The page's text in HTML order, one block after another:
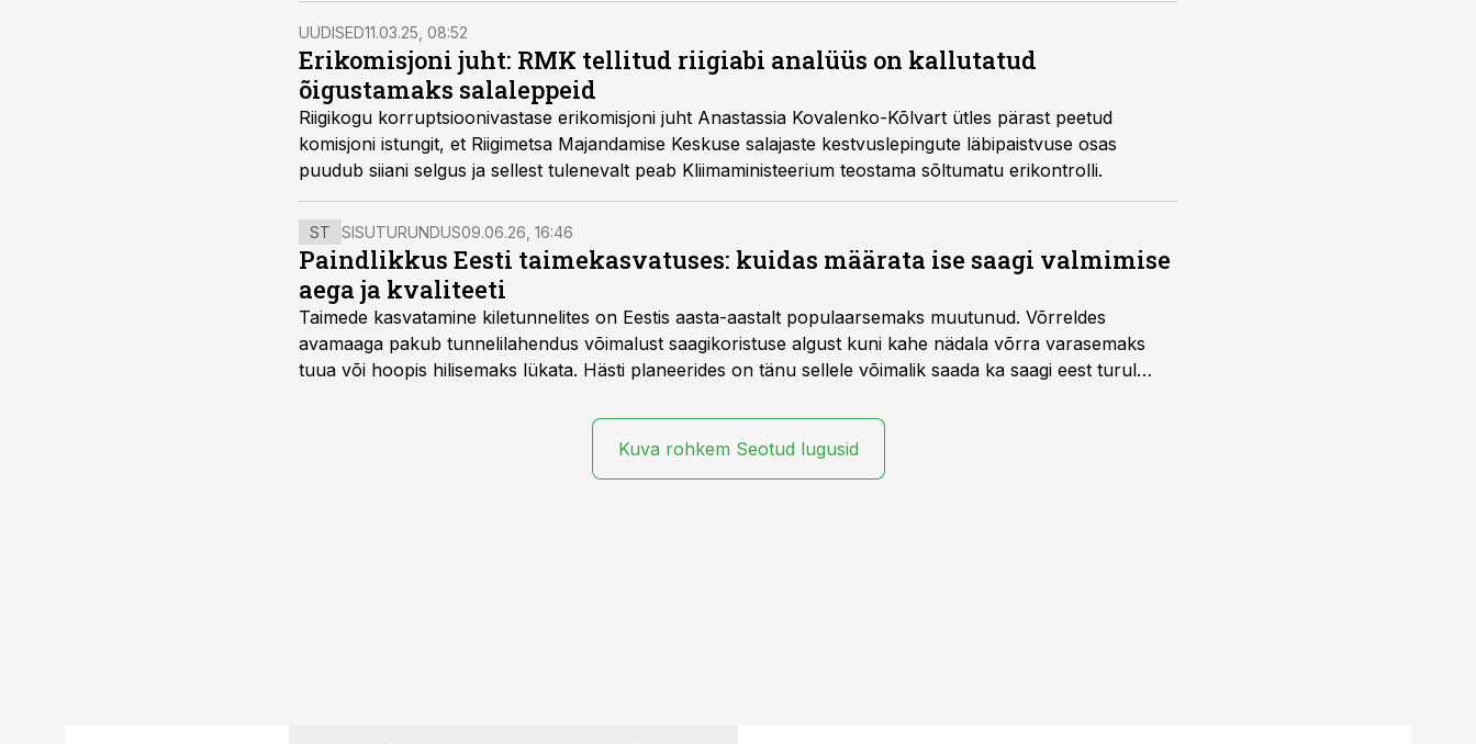
UUDISED11.03.25, 08:52
Erikomisjoni juht: RMK tellitud riigiabi analüüs on kallutatud
õigustamaks salaleppeid
Riigikogu korruptsioonivastase erikomisjoni juht Anastassia Kovalenko-Kõlvart ütles pärast peetud
komisjoni istungit, et Riigimetsa Majandamise Keskuse salajaste kestvuslepingute läbipaistvuse osas
puudub siiani selgus ja sellest tulenevalt peab Kliimaministeerium teostama sõltumatu erikontrolli.
ST SISUTURUNDUS09.06.26, 16:46
Paindlikkus Eesti taimekasvatuses: kuidas määrata ise saagi valmimise
aega ja kvaliteeti
Taimede kasvatamine kiletunnelites on Eestis aasta-aastalt populaarsemaks muutunud. Võrreldes
avamaaga pakub tunnelilahendus võimalust saagikoristuse algust kuni kahe nädala võrra varasemaks
tuua või hoopis hilisemaks lükata. Hästi planeerides on tänu sellele võimalik saada ka saagi eest turul
Kuva rohkem Seotud lugusid